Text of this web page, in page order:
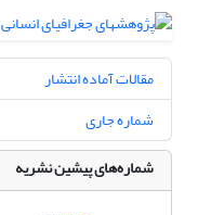
مقالات آماده انتشار
شماره جاری
شماره‌های پیشین نشریه